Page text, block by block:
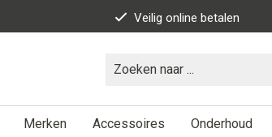
Veilig online betalen
Merken Accessoires Onderhoud